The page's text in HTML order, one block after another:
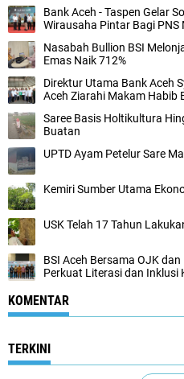
Bank Aceh - Taspen Gelar
Wirausaha Pintar Bagi PNS
Nasabah Bullion BSI
Emas Naik 712%
Direktur Utama Bank Aceh
Aceh Ziarahi Makam Habib
Saree Basis Holtikultura
Buatan
UPTD Ayam Petelur Sare
Kemiri Sumber Utama
USK Telah 17 Tahun
BSI Aceh Bersama OJK dan
Perkuat Literasi dan Inklusi
KOMENTAR
TERKINI